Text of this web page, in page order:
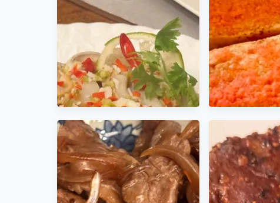
Strogonoff de Frango) 奶油蘑
菇燉雞( creamy chicken stew)
粉紅醬 粉橘醬
潤澤綿密
北海道熟凍帶卵帆立貝(莊承翰
明太子麵包 如